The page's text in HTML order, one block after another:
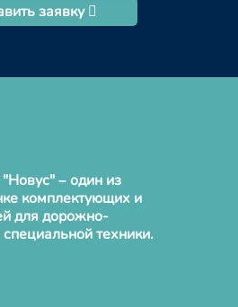
заявку
– один из
комплектующих и
для дорожно-
техники.